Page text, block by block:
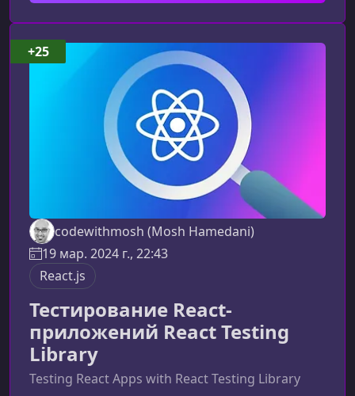
можно применять в реальных проектах.Что
делает этот курс по юнит‑тестированию
уникальнымМатериал построен логично и
последовательно: от простых те
codewithmosh (Mosh Hamedani)
19 мар. 2024 г., 22:43
React.js
Тестирование React-
приложений React Testing
Library
Testing React Apps with React Testing Library
+25